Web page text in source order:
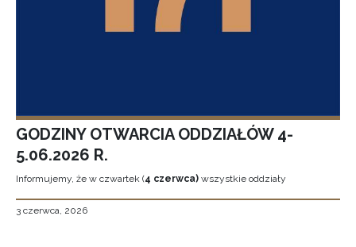
GODZINY OTWARCIA ODDZIAŁÓW 4-
5.06.2026 R.
Informujemy, że w czwartek (4 czerwca) wszystkie oddziały
3 czerwca, 2026